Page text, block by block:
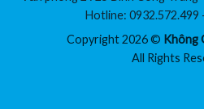
Hotline: 0932.572.499
Copyright 2026 © Không
All Rights